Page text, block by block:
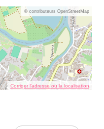
© contributeurs OpenStreetMap
Corriger l’adresse ou la localisation